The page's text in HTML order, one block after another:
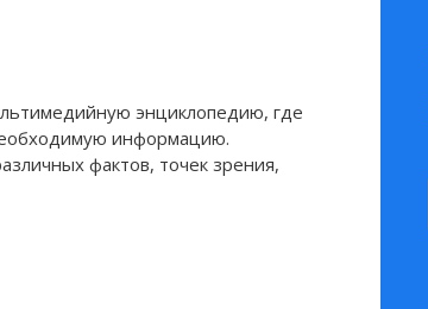
энциклопедию, где
информацию.
фактов, точек зрения,